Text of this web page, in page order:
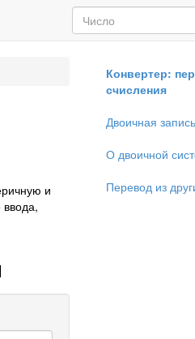
и
Конвертер:
счисления
Двоичная
О двоичной
Перевод из